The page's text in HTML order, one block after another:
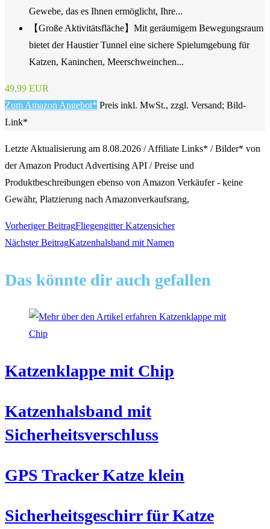
Gewebe, das es Ihnen ermöglicht, Ihre...
【Große Aktivitätsfläche】Mit geräumigem Bewegungsraum
bietet der Haustier Tunnel eine sichere Spielumgebung für
Katzen, Kaninchen, Meerschweinchen...
49,99 EUR
Zum Amazon Angebot* Preis inkl. MwSt., zzgl. Versand; Bild-
Link*
Letzte Aktualisierung am 8.08.2026 / Affiliate Links* / Bilder* von
der Amazon Product Advertising API / Preise und
Produktbeschreibungen ebenso von Amazon Verkäufer - keine
Gewähr, Platzierung nach Amazonverkaufsrang,
Weitere
ansehen
Vorheriger BeitragFliegengitter Katzensicher
Nächster BeitragKatzenhalsband mit Namen
Das könnte dir auch gefallen
Katzenklappe mit Chip
Katzenhalsband mit
Sicherheitsverschluss
GPS Tracker Katze klein
Sicherheitsgeschirr für Katze